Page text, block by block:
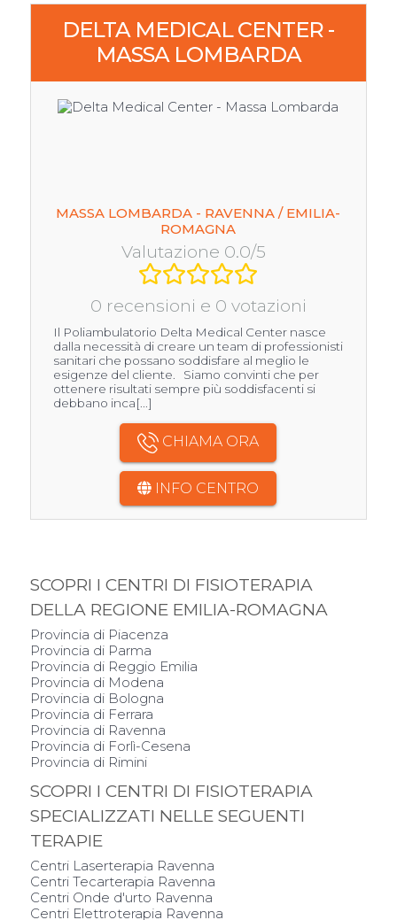
DELTA MEDICAL CENTER -
MASSA LOMBARDA
MASSA LOMBARDA - RAVENNA / EMILIA-
ROMAGNA
Valutazione 0.0/5
0 recensioni e 0 votazioni
Il Poliambulatorio Delta Medical Center nasce
dalla necessità di creare un team di professionisti
sanitari che possano soddisfare al meglio le
esigenze del cliente. Siamo convinti che per
ottenere risultati sempre più soddisfacenti si
debbano inca[...]
CHIAMA ORA
INFO CENTRO
SCOPRI I CENTRI DI FISIOTERAPIA
DELLA REGIONE EMILIA-ROMAGNA
Provincia di Piacenza
Provincia di Parma
Provincia di Reggio Emilia
Provincia di Modena
Provincia di Bologna
Provincia di Ferrara
Provincia di Ravenna
Provincia di Forlì-Cesena
Provincia di Rimini
SCOPRI I CENTRI DI FISIOTERAPIA
SPECIALIZZATI NELLE SEGUENTI
TERAPIE
Centri Laserterapia Ravenna
Centri Tecarterapia Ravenna
Centri Onde d'urto Ravenna
Centri Elettroterapia Ravenna